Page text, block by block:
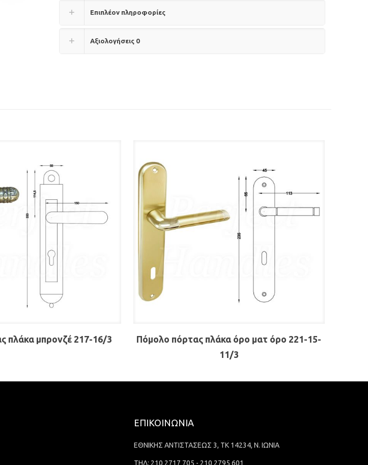
Επιπλέον πληροφορίες
Αξιολογήσεις 0
πλάκα μπρονζέ 217-16/3
Πόμολο πόρτας πλάκα όρο ματ όρο 221-15-
11/3
ΕΠΙΚΟΙΝΩΝΙΑ
ΕΘΝΙΚΗΣ ΑΝΤΙΣΤΑΣΕΩΣ 3, ΤΚ 14234, Ν. ΙΩΝΙΑ
ΤΗΛ: 210 2717 705 - 210 2795 601